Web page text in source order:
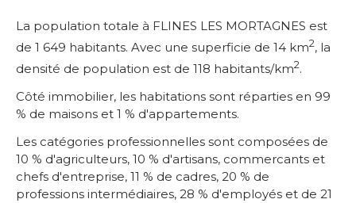
La population totale à FLINES LES MORTAGNES est
de 1 649 habitants. Avec une superficie de 14 km2, la
densité de population est de 118 habitants/km2.
Côté immobilier, les habitations sont réparties en 99
% de maisons et 1 % d'appartements.
Les catégories professionnelles sont composées de
10 % d'agriculteurs, 10 % d'artisans, commercants et
chefs d'entreprise, 11 % de cadres, 20 % de
professions intermédiaires, 28 % d'employés et de 21